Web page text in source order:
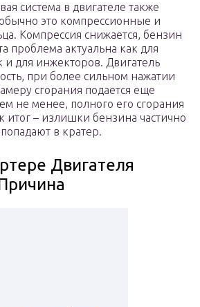
система в двигателе также
это компрессионные и
Компрессия снижается, бензин
проблема актуальна как для
и для инжекторов. Двигатель
при более сильном нажатии
сгорания подается еще
не менее, полного его сгорания
итог – излишки бензина частично
в кратер.
Двигателя